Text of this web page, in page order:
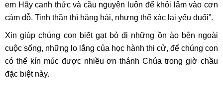
em Hãy canh thức và cầu nguyện luôn để khỏi lâm vào cơn
cám dỗ. Tinh thần thì hăng hái, nhưng thể xác lại yếu đuối”.
Xin giúp chúng con biết gạt bỏ đi những ồn ào bên ngoài
cuộc sống, những lo lắng của học hành thi cử, để chúng con
có thể kín múc được nhiều ơn thánh Chúa trong giờ chầu
đặc biệt này.